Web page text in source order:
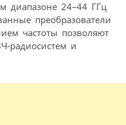
диапазоне 24–44 ГГц
преобразователи
частоты позволяют
радиосистем и